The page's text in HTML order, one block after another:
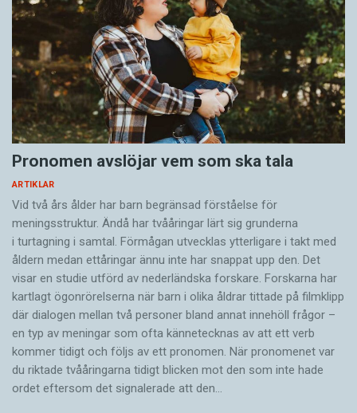
Pronomen avslöjar vem som ska tala
ARTIKLAR
Vid två års ålder har barn begränsad förståelse för
meningsstruktur. Ändå har tvååringar lärt sig grunderna
i turtagning i samtal. Förmågan utvecklas ytterligare i takt med
åldern medan ettåringar ännu inte har snappat upp den. Det
visar en studie utförd av nederländska forskare. Forskarna har
kartlagt ögonrörelserna när barn i olika åldrar tittade på filmklipp
där dialogen mellan två personer bland annat innehöll frågor –
en typ av meningar som ofta kännetecknas av att ett verb
kommer tidigt och följs av ett pronomen. När pronomenet var
du riktade tvååringarna tidigt blicken mot den som inte hade
ordet eftersom det ­signalerade att den…